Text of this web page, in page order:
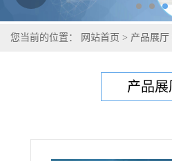
您当前的位置： 网站首页 > 产品展厅
产品展